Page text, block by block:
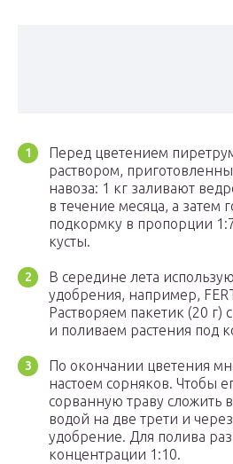
Перед цветением
раствором,
навоза: 1 кг заливают
в течение месяца, а затем
подкормку в пропорции
кусты.
В середине лета
удобрения, например,
Растворяем пакетик (20 г)
и поливаем растения под
По окончании цветения
настоем сорняков. Чтобы
сорванную траву сложить
водой на две трети и
удобрение. Для полива
концентрации 1:10.